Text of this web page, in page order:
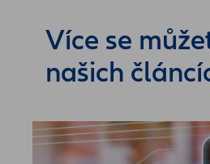
Více se
našich